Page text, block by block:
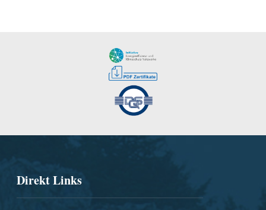
Direkt Links